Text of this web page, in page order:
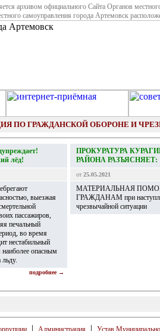
архивом официального Сайта Органов
самоуправления города Артемовск
ПО ГРАЖДАНСКОЙ ОБОРОНЕ И
лёд!
выезжая
пассажиров,
печальный
во время
нестабильный
наиболее опасным
подробнее →
ПРОКУРАТУРА
РАЙОНА РАЗЪЯСНЯЕТ:
от25.05.2021
МАТЕРИАЛЬНАЯ
ГРАЖДАНАМ при
чрезвычайной ситуации
| Администрация|
Устав